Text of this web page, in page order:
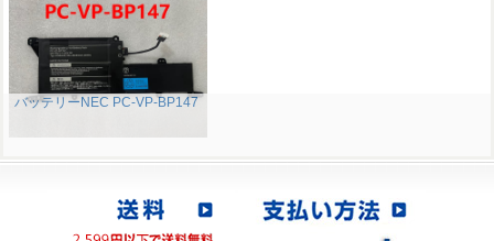
バッテリーNEC PC-VP-BP147